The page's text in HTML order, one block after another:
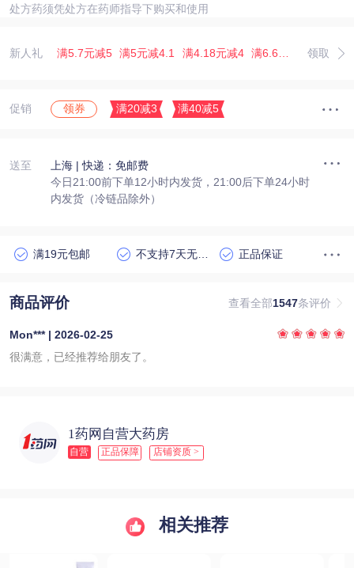
处方药须凭处方在药师指导下购买和使用
新人礼 领取
满5.7元减5 满5元减4.1 满4.18元减4 满6.67元减5.07 满
促销 领券 满20减3 满40减5
送至 上海 | 快递：免邮费
今日21:00前下单12小时内发货，21:00后下单24小时
内发货（冷链品除外）
满19元包邮 正品保证
商品评价 查看全部1547条评价
Mon*** | 2026-02-25
很满意，已经推荐给朋友了。
1药网自营大药房
自营 正品保障 店铺资质 >
相关推荐